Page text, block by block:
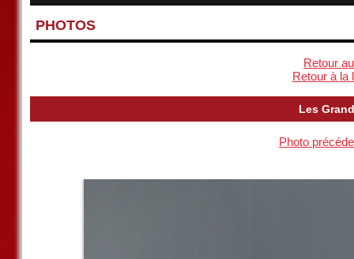
PHOTOS
Retour
Retour à la
Les
Photo